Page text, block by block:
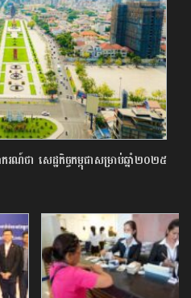
ណ៍ថា សេដ្ឋកិច្ចកម្ពុជាសម្រាប់ឆ្នាំ២០២៥​